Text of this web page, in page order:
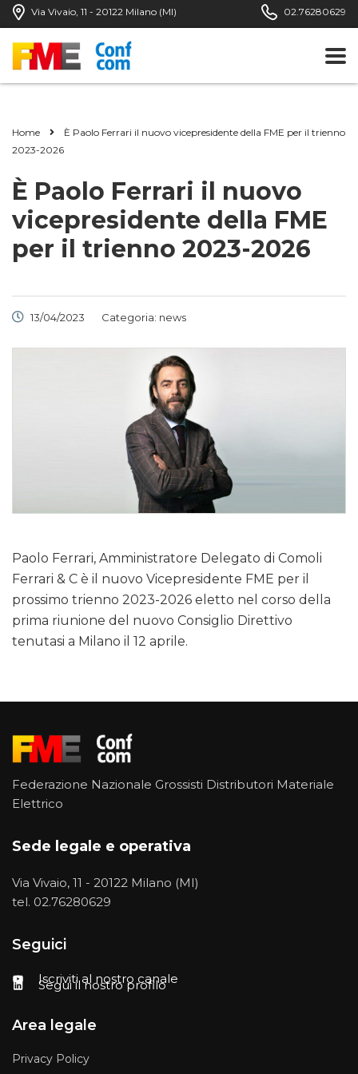
Via Vivaio, 11 - 20122 Milano (MI) 02.76280629
Home
È Paolo Ferrari il nuovo vicepresidente della FME per il trienno
2023-2026
È Paolo Ferrari il nuovo
vicepresidente della FME
per il trienno 2023-2026
13/04/2023 Categoria: news
Paolo Ferrari, Amministratore Delegato di Comoli
Ferrari & C è il nuovo Vicepresidente FME per il
prossimo trienno 2023-2026 eletto nel corso della
prima riunione del nuovo Consiglio Direttivo
tenutasi a Milano il 12 aprile.
Federazione Nazionale Grossisti Distributori Materiale
Elettrico
Sede legale e operativa
Via Vivaio, 11 - 20122 Milano (MI)
tel. 02.76280629
Seguici
Iscriviti al nostro canale
Segui il nostro profilo
Area legale
Privacy Policy